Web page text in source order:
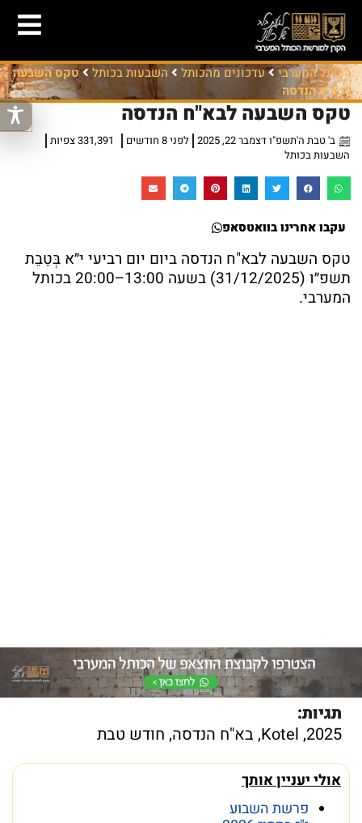
הכותל המערבי עדכונים מהכותל השבעות בכותל
טקס השבעה
לבא"ח הנדסה
טקס השבעה לבא"ח הנדסה
ב' טבת ה'תשפ"ו דצמבר 22, 2025 לפני 8 חודשים
331,391 צפיות
השבעות בכותל
עקבו אחרינו בוואטסאפ
טקס השבעה לבא"ח הנדסה ביום יום רביעי י״א בְּטֵבֵת
תשפ״ו (31/12/2025) בשעה 13:00–20:00 בכותל
המערבי.
תגיות:
2025
,
Kotel
, בא"ח הנדסה, חודש טבת
אולי יעניין אותך
פרשת השבוע